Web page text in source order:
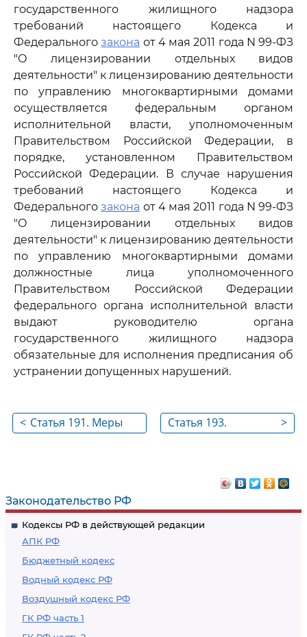
Законодательство РФ
Кодексы РФ в действующей редакции
АПК РФ
Бюджетный кодекс
Водный кодекс РФ
Воздушный кодекс РФ
ГК РФ часть 1
государственного жилищного надзора
требований настоящего Кодекса и
Федеральногозакона от 4 мая 2011 года N 99-ФЗ
"О лицензировании отдельных видов
деятельности" к лицензированию деятельности
по управлению многоквартирными домами
осуществляется федеральным органом
исполнительной власти, уполномоченным
Правительством Российской Федерации, в
порядке, установленном Правительством
Российской Федерации. В случае нарушения
требований настоящего Кодекса и
Федеральногозакона от 4 мая 2011 года N 99-ФЗ
"О лицензировании отдельных видов
деятельности" к лицензированию деятельности
по управлению многоквартирными домами
должностные лица уполномоченного
Правительством Российской Федерации
федерального органа исполнительной власти
выдают руководителю органа
государственного жилищного надзора
обязательные для исполнения предписания об
устранении допущенных нарушений.
< Статья 191. Меры
капитального
ремонта
>
Статья 193.